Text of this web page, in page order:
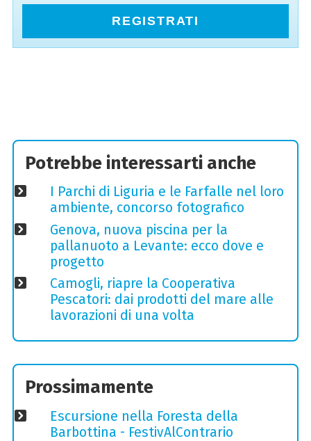
REGISTRATI
Potrebbe interessarti anche
I Parchi di Liguria e le Farfalle nel loro
ambiente, concorso fotografico
Genova, nuova piscina per la
pallanuoto a Levante: ecco dove e
progetto
Camogli, riapre la Cooperativa
Pescatori: dai prodotti del mare alle
lavorazioni di una volta
Prossimamente
Escursione nella Foresta della
Barbottina - FestivAlContrario